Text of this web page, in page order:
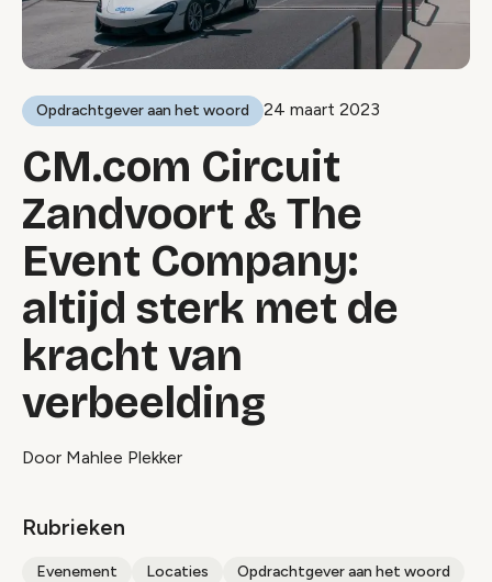
Opdrachtgever aan het woord 24 maart 2023
CM.com Circuit
Zandvoort & The
Event Company:
altijd sterk met de
kracht van
verbeelding
Door Mahlee Plekker
Rubrieken
Evenement Locaties Opdrachtgever aan het woord